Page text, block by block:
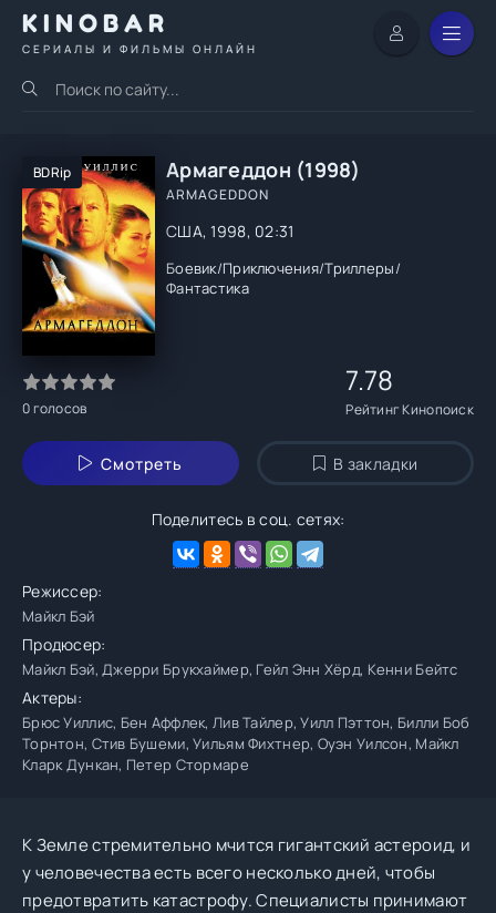
KINOBAR
СЕРИАЛЫ И ФИЛЬМЫ ОНЛАЙН
BDRip Армагеддон (1998)
ARMAGEDDON
США, 1998, 02:31
Боевик/Приключения/Триллеры/
Фантастика
0голосов
7.78
Рейтинг Кинопоиск
Смотреть В закладки
Поделитесь в соц. сетях:
Режиссер:
Майкл Бэй
Продюсер:
Майкл Бэй, Джерри Брукхаймер, Гейл Энн Хёрд, Кенни Бейтс
Актеры:
Брюс Уиллис, Бен Аффлек, Лив Тайлер, Уилл Пэттон, Билли Боб
Торнтон, Стив Бушеми, Уильям Фихтнер, Оуэн Уилсон, Майкл
Кларк Дункан, Петер Стормаре
К Земле стремительно мчится гигантский астероид, и
у человечества есть всего несколько дней, чтобы
предотвратить катастрофу. Специалисты принимают